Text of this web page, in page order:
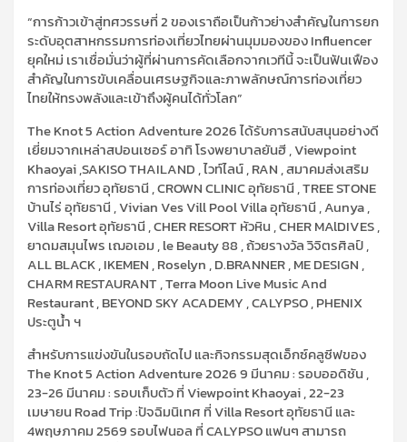
“การก้าวเข้าสู่ทศวรรษที่ 2 ของเราถือเป็นก้าวย่างสำคัญในการยก
ระดับอุตสาหกรรมการท่องเที่ยวไทยผ่านมุมมองของ Influencer
ยุคใหม่ เราเชื่อมั่นว่าผู้ที่ผ่านการคัดเลือกจากเวทีนี้ จะเป็นฟันเฟือง
สำคัญในการขับเคลื่อนเศรษฐกิจและภาพลักษณ์การท่องเที่ยว
ไทยให้ทรงพลังและเข้าถึงผู้คนได้ทั่วโลก”
The Knot 5 Action Adventure 2026 ได้รับการสนับสนุนอย่างดี
เยี่ยมจากเหล่าสปอนเซอร์ อาทิ โรงพยาบาลยันฮี , Viewpoint
Khaoyai ,SAKISO THAILAND , ไวท์ไลน์ , RAN , สมาคมส่งเสริม
การท่องเที่ยว อุทัยธานี , CROWN CLINIC อุทัยธานี , TREE STONE
บ้านไร่ อุทัยธานี , Vivian Ves Vill Pool Villa อุทัยธานี , Aunya ,
Villa Resort อุทัยธานี , CHER RESORT หัวหิน , CHER MAlDIVES ,
ยาดมสมุนไพร เฌอเอม , le Beauty 88 , ถ้วยรางวัล วิจิตรศิลป์ ,
ALL BLACK , IKEMEN , Roselyn , D.BRANNER , ME DESIGN ,
CHARM RESTAURANT , Terra Moon Live Music And
Restaurant , BEYOND SKY ACADEMY , CALYPSO , PHENIX
ประตูน้ำ ฯ
สำหรับการแข่งขันในรอบถัดไป และกิจกรรมสุดเอ็กซ์คลูซีฟของ
The Knot 5 Action Adventure 2026 9 มีนาคม : รอบออดิชัน ,
23-26 มีนาคม : รอบเก็บตัว ที่ Viewpoint Khaoyai , 22-23
เมษายน Road Trip :ปัจฉิมนิเทศ ที่ Villa Resort อุทัยธานี และ
4พฤษภาคม 2569 รอบไฟนอล ที่ CALYPSO แฟนๆ สามารถ